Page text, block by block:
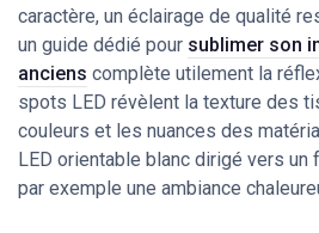
caractère, un éclairage de qualité
un guide dédié pour sublimer son
anciens complète utilement la
spots LED révèlent la texture des
couleurs et les nuances des
LED orientable blanc dirigé vers un
par exemple une ambiance